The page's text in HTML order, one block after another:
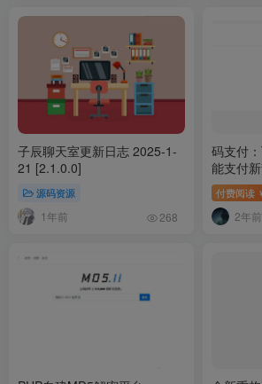
子辰聊天室更新日志 2025-1-
21 [2.1.0.0]
源码资源
1年前 268
码支付
能支付
革命
付费阅读
2年前